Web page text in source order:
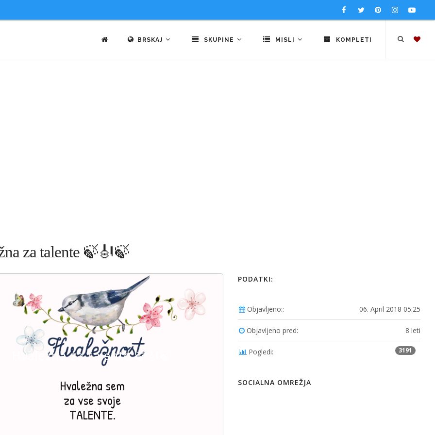
BRSKAJ SKUPINE MISLI KOMPLETI
za talente 🍃🎻🍃
Hvaležna za talente 🍃🎻🍃
Hvaležna sem
za vse svoje
TALENTE.
PODATKI:
Objavljeno:: 06. April 2018 05:25
Objavljeno pred: 8 leti
Pogledi: 3191
SOCIALNA OMREŽJA